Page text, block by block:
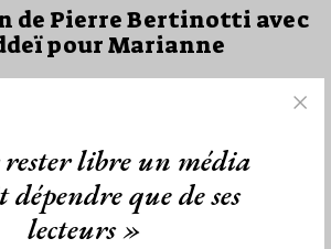
de Pierre Bertinotti avec
pour Marianne
Lu 354 fois
Orient de France Pierre Bertinotti a
numéro de Marianne de ce…
libre un média
dépendre que de ses
lecteurs »